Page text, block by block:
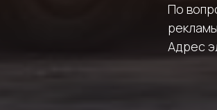
По
Адрес